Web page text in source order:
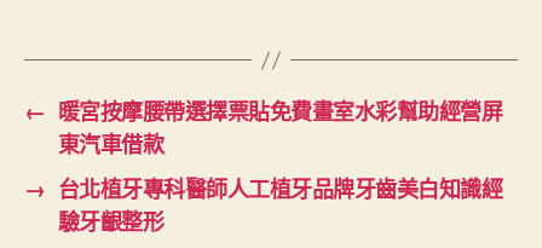
← 暖宮按摩腰帶選擇票貼免費畫室水彩幫助經營屏
東汽車借款
→ 台北植牙專科醫師人工植牙品牌牙齒美白知識經
驗牙齦整形